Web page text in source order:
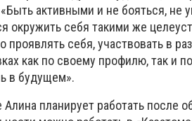
активными и не бояться, не
окружить себя такими же
проявлять себя, участвовать в
как по своему профилю, так и
в будущем».
планирует работать после